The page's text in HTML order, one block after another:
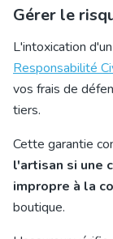
Gérer le
L'intoxication
Responsabilité
vos frais de
tiers.
Cette garantie
l'artisan si une
impropre à la
boutique.